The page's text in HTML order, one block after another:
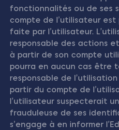
fonctionnalités ou de ses
compte de l’utilisateur
faite par l’utilisateur.
responsable des actions
à partir de son compte
pourra en aucun cas être
responsable de
partir du compte de
l’utilisateur suspecterait
frauduleuse de ses
s’engage à en informer